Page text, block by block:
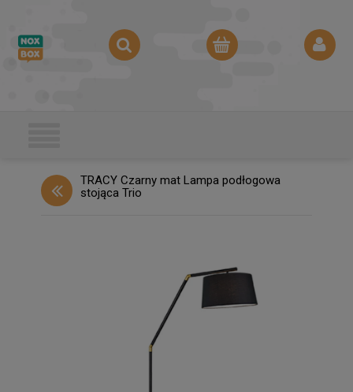
TRACY Czarny mat Lampa podłogowa
stojąca Trio